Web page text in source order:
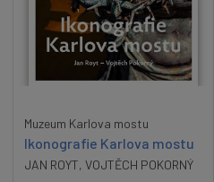
Muzeum Karlova mostu
Ikonografie Karlova mostu
JAN ROYT, VOJTĚCH POKORNÝ